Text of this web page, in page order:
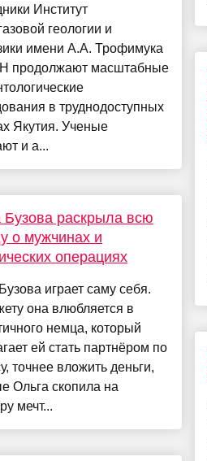
Институт
геологии и
имени А.А. Трофимука
продолжают масштабные
в труднодоступных
Якутия. Ученые
и а...
Бузова раскрыла всю
о мужчинах и
операциях
играет саму себя.
она влюбляется в
немца, который
ей стать партнёром по
точнее вложить деньги,
Ольга скопила на
мечт...